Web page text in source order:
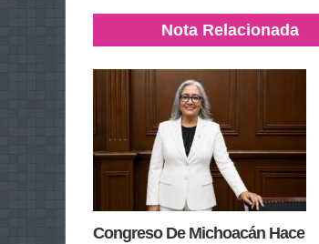
Nota Relacionada
Congreso De Michoacán Hace